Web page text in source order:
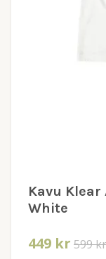
Kavu Klear
White
449 kr 599 kr